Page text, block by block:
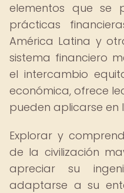
elementos que se
prácticas
América Latina y
sistema financiero
el intercambio
económica, ofrece
pueden aplicarse
Explorar y
de la civilización
apreciar su
adaptarse a su